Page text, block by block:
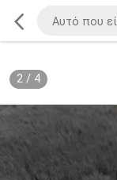
2/ 4